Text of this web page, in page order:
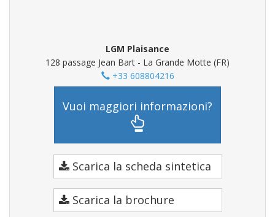
LGM Plaisance
128 passage Jean Bart - La Grande Motte (FR)
+33 608804216
Vuoi maggiori informazioni?
Scarica la scheda sintetica
Scarica la brochure